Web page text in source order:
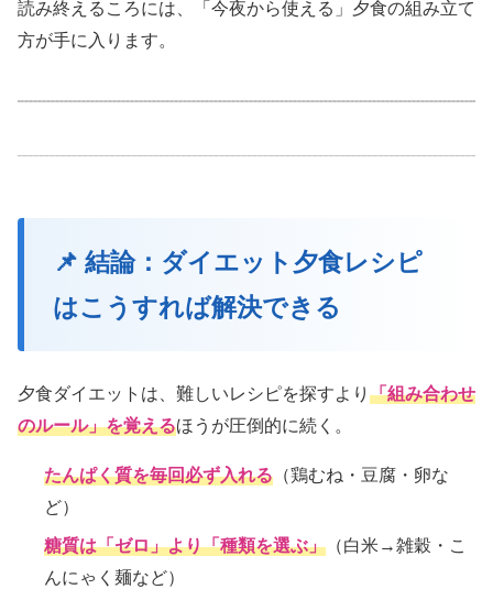
読み終えるころには、「今夜から使える」夕食の組み立て
方が手に入ります。
📌 結論：ダイエット夕食レシピ
はこうすれば解決できる
夕食ダイエットは、難しいレシピを探すより 「組み合わせ
のルール」を覚えるほうが圧倒的に続く。
たんぱく質を毎回必ず入れる （鶏むね・豆腐・卵な
ど）
糖質は「ゼロ」より「種類を選ぶ」 （白米→雑穀・こ
んにゃく麺など）